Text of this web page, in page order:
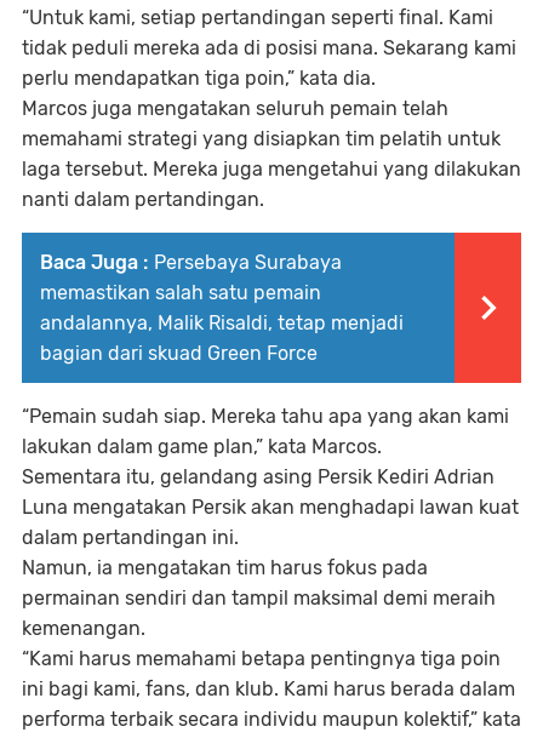
“Untuk kami, setiap pertandingan seperti final. Kami
tidak peduli mereka ada di posisi mana. Sekarang kami
perlu mendapatkan tiga poin,” kata dia.
Marcos juga mengatakan seluruh pemain telah
memahami strategi yang disiapkan tim pelatih untuk
laga tersebut. Mereka juga mengetahui yang dilakukan
nanti dalam pertandingan.
Baca Juga : Persebaya Surabaya
memastikan salah satu pemain
andalannya, Malik Risaldi, tetap menjadi
bagian dari skuad Green Force
“Pemain sudah siap. Mereka tahu apa yang akan kami
lakukan dalam game plan,” kata Marcos.
Sementara itu, gelandang asing Persik Kediri Adrian
Luna mengatakan Persik akan menghadapi lawan kuat
dalam pertandingan ini.
Namun, ia mengatakan tim harus fokus pada
permainan sendiri dan tampil maksimal demi meraih
kemenangan.
“Kami harus memahami betapa pentingnya tiga poin
ini bagi kami, fans, dan klub. Kami harus berada dalam
performa terbaik secara individu maupun kolektif,” kata